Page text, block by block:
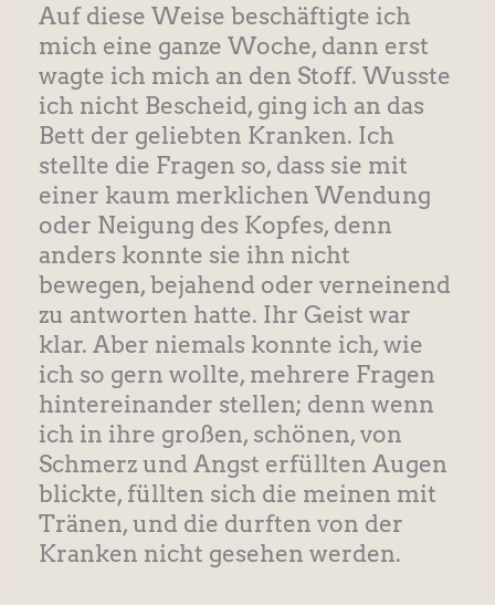
Auf diese Weise beschäftigte ich
mich eine ganze Woche, dann erst
wagte ich mich an den Stoff. Wusste
ich nicht Bescheid, ging ich an das
Bett der geliebten Kranken. Ich
stellte die Fragen so, dass sie mit
einer kaum merklichen Wendung
oder Neigung des Kopfes, denn
anders konnte sie ihn nicht
bewegen, bejahend oder verneinend
zu antworten hatte. Ihr Geist war
klar. Aber niemals konnte ich, wie
ich so gern wollte, mehrere Fragen
hintereinander stellen; denn wenn
ich in ihre großen, schönen, von
Schmerz und Angst erfüllten Augen
blickte, füllten sich die meinen mit
Tränen, und die durften von der
Kranken nicht gesehen werden.